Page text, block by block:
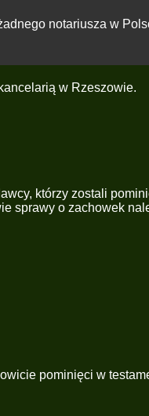
notariusza w
w Rzeszowie.
którzy zostali
sprawy o zachowek
pominięci w